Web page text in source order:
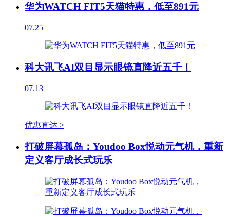
华为WATCH FIT5天猫特惠，低至891元
07.25
科大讯飞AI双目显示眼镜直降近五千！
07.13
优惠直达 >
打破屏幕孤岛：Youdoo Box悦动元气机，重新
定义客厅成长式玩乐